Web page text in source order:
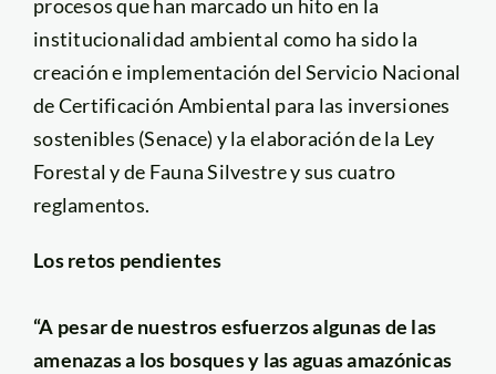
procesos que han marcado un hito en la
institucionalidad ambiental como ha sido la
creación e implementación del Servicio Nacional
de Certificación Ambiental para las inversiones
sostenibles (Senace) y la elaboración de la Ley
Forestal y de Fauna Silvestre y sus cuatro
reglamentos.
Los retos pendientes
“A pesar de nuestros esfuerzos algunas de las
amenazas a los bosques y las aguas amazónicas